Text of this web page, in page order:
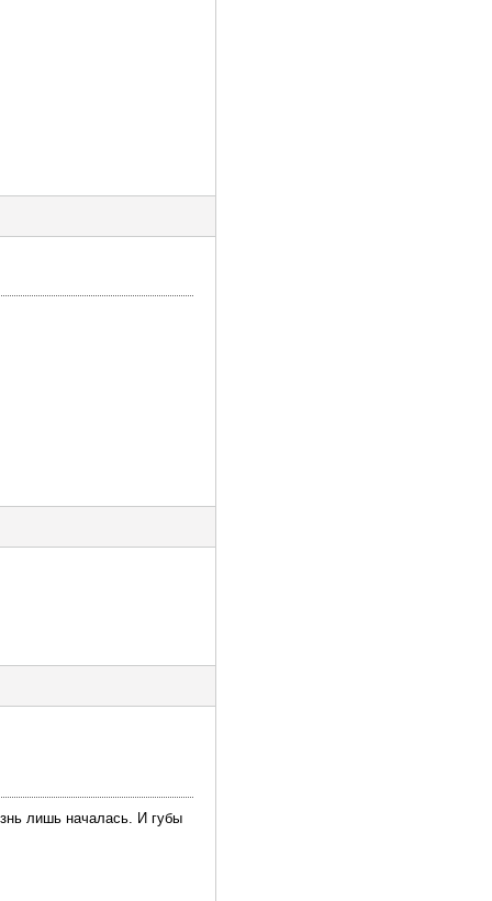
лишь началась. И губы